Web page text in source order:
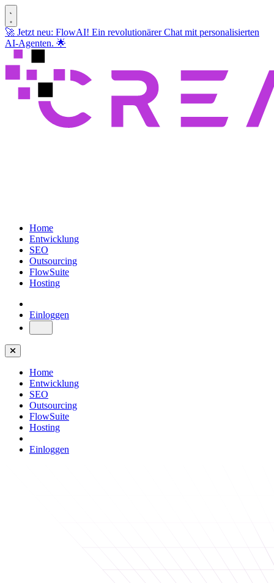
🚀 Jetzt neu: FlowAI! Ein revolutionärer Chat mit personalisierten
AI-Agenten. 🌟
Home
Entwicklung
SEO
Outsourcing
FlowSuite
Hosting
Einloggen
Home
Entwicklung
SEO
Outsourcing
FlowSuite
Hosting
Einloggen